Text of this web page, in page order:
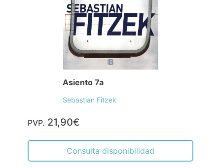
Asiento 7a
Sebastian Fitzek
PVP. 21,90€
Consulta disponibilidad